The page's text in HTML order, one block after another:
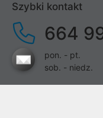
Szybki kontakt
664
pon. - pt.
sob. - niedz.